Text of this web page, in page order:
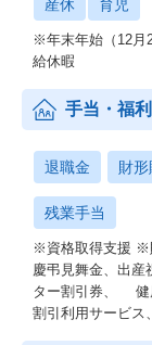
産休 育児
※年末年始（12月
給休暇
手当・福
退職金 財
残業手当
※資格取得支援 ※
慶弔見舞金、出産
ター割引券、 健
割引利用サービス、